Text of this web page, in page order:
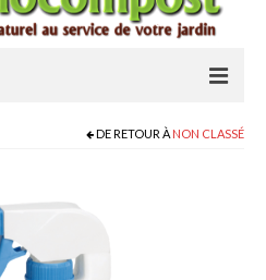
DE RETOUR À NON CLASSÉ